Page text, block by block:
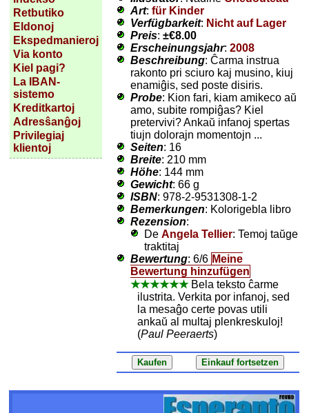
Retbutiko
Eldonoj
Ekspedmanieroj
Via konto
Kiel pagi?
La IBAN-
sistemo
Kreditkartoj
Adresŝanĝoj
Privilegiaj
klientoj
Art: für Kinder
Verfügbarkeit: Nicht auf Lager
Preis: ±€8.00
Erscheinungsjahr: 2008
Beschreibung: Ĉarma instrua
rakonto pri sciuro kaj musino, kiuj
enamiĝis, sed poste disiris.
Probe: Kion fari, kiam amikeco aŭ
amo, subite rompiĝas? Kiel
pretervivi? Ankaŭ infanoj spertas
tiujn dolorajn momentojn ...
Seiten: 16
Breite: 210 mm
Höhe: 144 mm
Gewicht: 66 g
ISBN: 978-2-9531308-1-2
Bemerkungen: Kolorigebla libro
Rezension:
De Angela Tellier: Temoj taŭge
traktitaj
Bewertung: 6/6 Meine
Bewertung hinzufügen
★★★★★★Bela teksto ĉarme
ilustrita. Verkita por infanoj, sed
la mesaĝo certe povas utili
ankaŭ al multaj plenkreskuloj!
(Paul Peeraerts)